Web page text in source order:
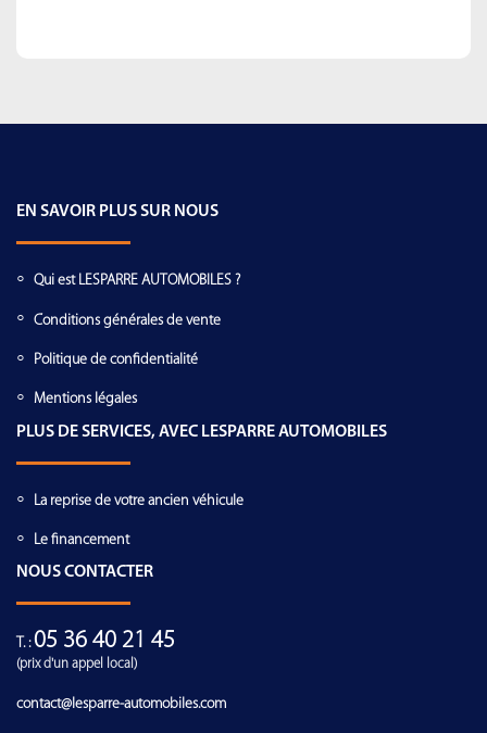
EN SAVOIR PLUS SUR NOUS
Qui est LESPARRE AUTOMOBILES ?
Conditions générales de vente
Politique de confidentialité
Mentions légales
PLUS DE SERVICES, AVEC LESPARRE AUTOMOBILES
La reprise de votre ancien véhicule
Le financement
NOUS CONTACTER
T. :05 36 40 21 45
(prix d'un appel local)
contact@lesparre-automobiles.com